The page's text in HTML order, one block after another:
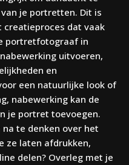
je portretten. Dit is
creatieproces dat vaak
portretfotograaf in
uitvoeren,
en
een natuurlijke look of
nabewerking kan de
je portret toevoegen.
te denken over het
ze laten afdrukken,
delen? Overleg met je